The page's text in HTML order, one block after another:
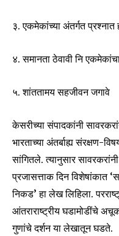
३. एकमेकांच्या अंतर्गत
४. समानता ठेवावी नि
५. शांततामय सहजीवन जगावे
केसरीच्या संपादकांनी
भारताच्या अंतर्बाह्य संरक्षण-
सांगितले. त्यानुसार
प्रजासत्ताक दिन विशेषांकात
निकड’ हा लेख लिहिला.
आंतराराष्ट्रीय घडामोडींचे
गुणांचे दर्शन या लेखातून घडते.